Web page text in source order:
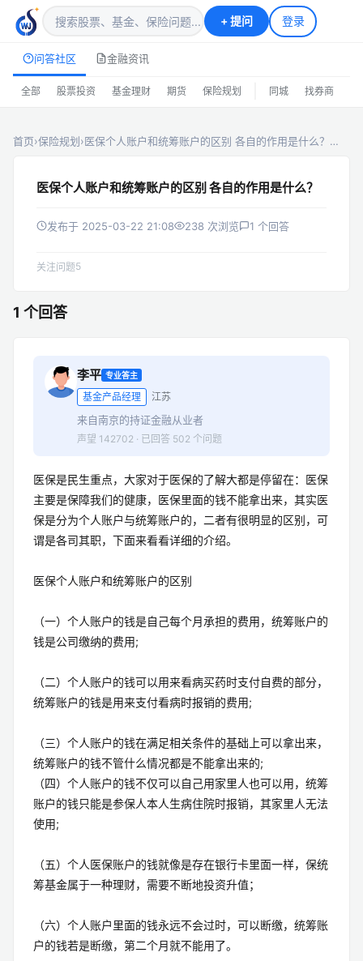
+提问 登录
问答社区 金融资讯
全部 股票投资 基金理财 期货 保险规划 同城 找券商
首页›保险规划›医保个人账户和统筹账户的区别 各自的作用是什么？…
医保个人账户和统筹账户的区别 各自的作用是什么？
发布于 2025-03-22 21:08 238 次浏览 1 个回答
关注问题5
1 个回答
李平 专业答主
基金产品经理 江苏
来自南京的持证金融从业者
声望 142702 · 已回答 502 个问题
医保是民生重点，大家对于医保的了解大都是停留在：医保
主要是保障我们的健康，医保里面的钱不能拿出来，其实医
保是分为个人账户与统筹账户的，二者有很明显的区别，可
谓是各司其职，下面来看看详细的介绍。
医保个人账户和统筹账户的区别
（一）个人账户的钱是自己每个月承担的费用，统筹账户的
钱是公司缴纳的费用;
（二）个人账户的钱可以用来看病买药时支付自费的部分，
统筹账户的钱是用来支付看病时报销的费用;
（三）个人账户的钱在满足相关条件的基础上可以拿出来，
统筹账户的钱不管什么情况都是不能拿出来的;
（四）个人账户的钱不仅可以自己用家里人也可以用，统筹
账户的钱只能是参保人本人生病住院时报销，其家里人无法
使用;
（五）个人医保账户的钱就像是存在银行卡里面一样，保统
筹基金属于一种理财，需要不断地投资升值；
（六）个人账户里面的钱永远不会过时，可以断缴，统筹账
户的钱若是断缴，第二个月就不能用了。